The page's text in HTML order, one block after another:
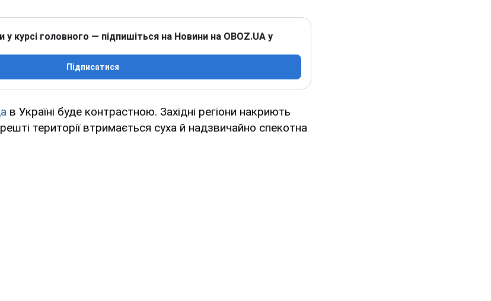
курсі головного — підпишіться на Новини на OBOZ.UA у
Підписатися
в Україні буде контрастною. Західні регіони накриють
території втримається суха й надзвичайно спекотна